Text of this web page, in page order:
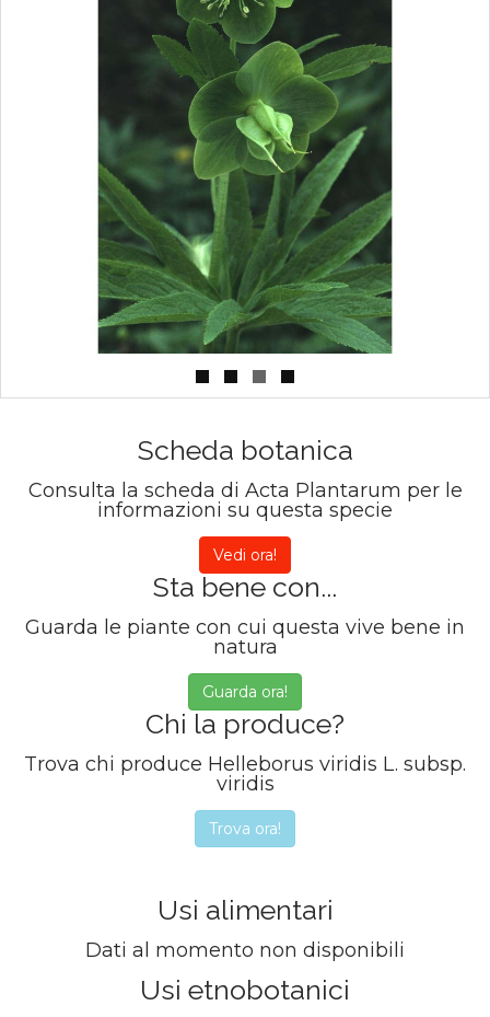
Scheda botanica
Consulta la scheda di Acta Plantarum per le
informazioni su questa specie
Vedi ora!
Sta bene con...
Guarda le piante con cui questa vive bene in
natura
Guarda ora!
Chi la produce?
Trova chi produce Helleborus viridis L. subsp.
viridis
Trova ora!
Usi alimentari
Dati al momento non disponibili
Usi etnobotanici